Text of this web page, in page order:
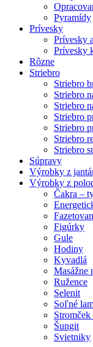
Pyramídy
Prívesky
Prívesky
Prívesky
Rôzne
Striebro
Striebro
Striebro
Striebro
Striebro
Striebro
Striebro
Striebro
Súpravy
Výrobky z
Výrobky z
Čakra –
Figúrky
Gule
Hodiny
Kyvadlá
Masážne
Ružence
Selenit
Soľné
Stromček
Šungit
Svietniky